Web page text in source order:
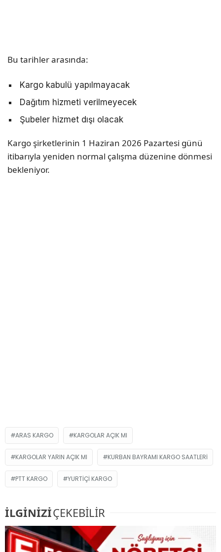
Bu tarihler arasında:
Kargo kabulü yapılmayacak
Dağıtım hizmeti verilmeyecek
Şubeler hizmet dışı olacak
Kargo şirketlerinin 1 Haziran 2026 Pazartesi günü
itibarıyla yeniden normal çalışma düzenine dönmesi
bekleniyor.
ARAS KARGO KARGOLAR AÇIK MI
KARGOLAR YARIN AÇIK MI KURBAN BAYRAMI KARGO SAATLERI
PTT KARGO YURTIÇI KARGO
İLGİNİZİÇEKEBİLİR